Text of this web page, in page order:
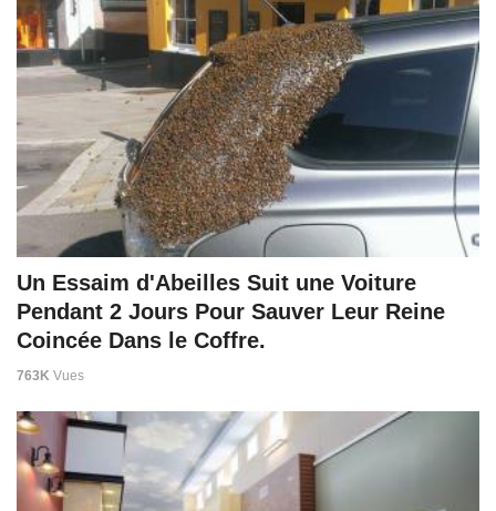
Un Essaim d'Abeilles Suit une Voiture
Pendant 2 Jours Pour Sauver Leur Reine
Coincée Dans le Coffre.
763K Vues